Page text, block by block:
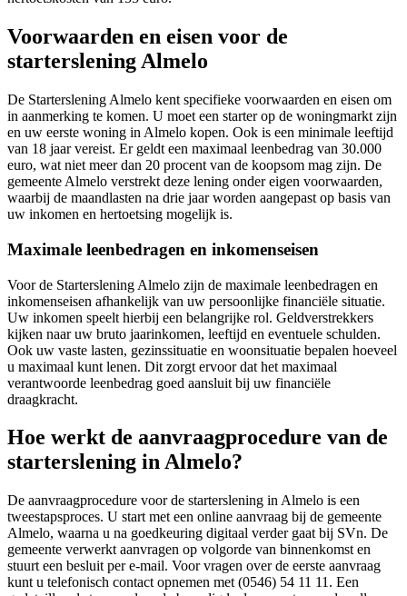
Voorwaarden en eisen voor de
starterslening Almelo
De Starterslening Almelo kent specifieke voorwaarden en eisen om
in aanmerking te komen. U moet een starter op de woningmarkt zijn
en uw eerste woning in Almelo kopen. Ook is een minimale leeftijd
van 18 jaar vereist. Er geldt een maximaal leenbedrag van 30.000
euro, wat niet meer dan 20 procent van de koopsom mag zijn. De
gemeente Almelo verstrekt deze lening onder eigen voorwaarden,
waarbij de maandlasten na drie jaar worden aangepast op basis van
uw inkomen en hertoetsing mogelijk is.
Maximale leenbedragen en inkomenseisen
Voor de Starterslening Almelo zijn de maximale leenbedragen en
inkomenseisen afhankelijk van uw persoonlijke financiële situatie.
Uw inkomen speelt hierbij een belangrijke rol. Geldverstrekkers
kijken naar uw bruto jaarinkomen, leeftijd en eventuele schulden.
Ook uw vaste lasten, gezinssituatie en woonsituatie bepalen hoeveel
u maximaal kunt lenen. Dit zorgt ervoor dat het maximaal
verantwoorde leenbedrag goed aansluit bij uw financiële
draagkracht.
Hoe werkt de aanvraagprocedure van de
starterslening in Almelo?
De aanvraagprocedure voor de starterslening in Almelo is een
tweestapsproces. U start met een online aanvraag bij de gemeente
Almelo, waarna u na goedkeuring digitaal verder gaat bij SVn. De
gemeente verwerkt aanvragen op volgorde van binnenkomst en
stuurt een besluit per e-mail. Voor vragen over de eerste aanvraag
kunt u telefonisch contact opnemen met (0546) 54 11 11. Een